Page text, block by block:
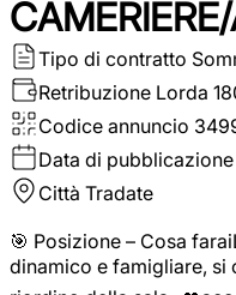
Tipo di contratto
Retribuzione Lorda
Codice annuncio
Data di pubblicazione
Città Tradate
🎯 Posizione – Cosa
dinamico e famigliare,